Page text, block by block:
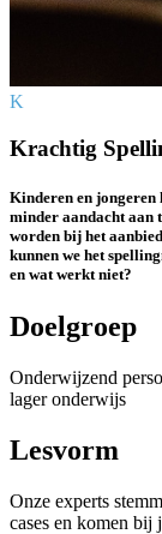
K
Krachtig
Kinderen en jongeren
minder aandacht aan
worden bij het
kunnen we het
en wat werkt niet?
Doelgroep
Onderwijzend
lager onderwijs
Lesvorm
Onze experts
cases en komen bij